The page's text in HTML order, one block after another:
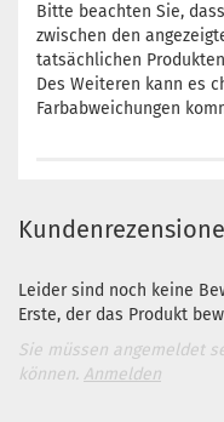
Bitte beachten Sie,
zwischen den
tatsächlichen
Des Weiteren kann es
Farbabweichungen
Leider sind noch keine
Erste, der das Produkt
Sie müssen angemeldet
können. Anmelden